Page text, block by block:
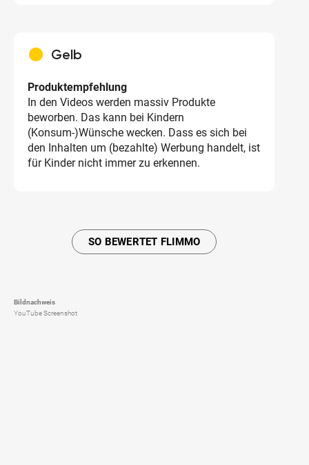
circle Gelb
Produktempfehlung
In den Videos werden massiv Produkte
beworben. Das kann bei Kindern
(Konsum-)Wünsche wecken. Dass es sich bei
den Inhalten um (bezahlte) Werbung handelt, ist
für Kinder nicht immer zu erkennen.
SO BEWERTET FLIMMO
Bildnachweis
YouTube Screenshot